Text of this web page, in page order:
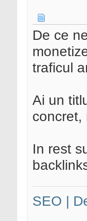
De ce
traficul
Ai un
concret,
In rest
SEO |